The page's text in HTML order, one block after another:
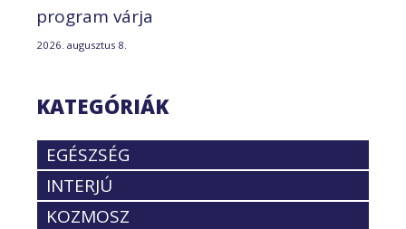
program várja
2026. augusztus 8.
KATEGÓRIÁK
EGÉSZSÉG
INTERJÚ
KOZMOSZ